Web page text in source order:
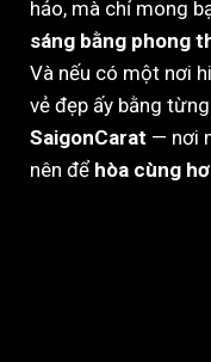
hảo, mà chỉ mong
sáng bằng phong
Và nếu có một nơi
vẻ đẹp ấy bằng
SaigonCarat — nơi
nên để hòa cùng